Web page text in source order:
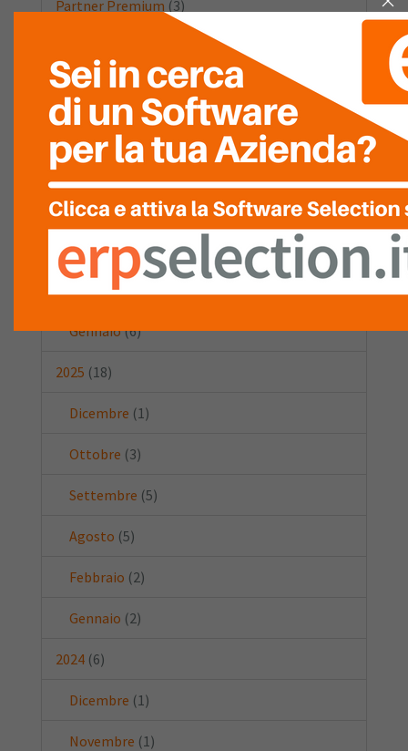
Partner Premium (3)
Data:
2026(15)
Luglio (6)
Marzo (2)
Febbraio
Gennaio(6)
2025 (18)
Dicembre (1)
Ottobre (3)
Settembre (5)
Agosto (5)
Febbraio (2)
Gennaio (2)
2024 (6)
Dicembre (1)
Novembre (1)